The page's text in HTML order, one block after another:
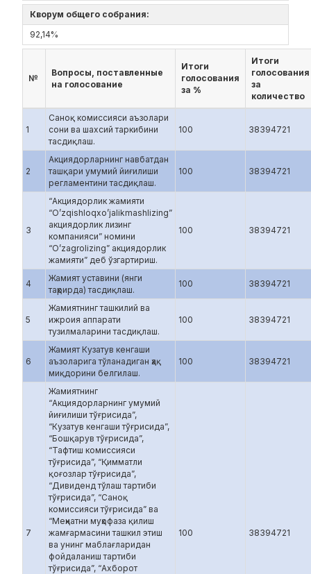
Кворум общего собрания:
92,14%
№
Вопросы, поставленные
на голосование
Итоги
голосования
за %
Итоги
голосования
за
количество
1
Саноқ комиссияси аъзолари
сони ва шахсий таркибини
тасдиқлаш.
100 38394721
2
Акциядорларнинг навбатдан
ташқари умумий йиғилиши
регламентини тасдиқлаш.
100 38394721
3
“Акциядорлик жамияти
“O’zqishloqxo’jalikmashlizing”
акциядорлик лизинг
компанияси” номини
“O’zagrolizing” акциядорлик
жамияти” деб ўзгартириш.
100 38394721
4
Жамият уставини (янги
таҳрирда) тасдиқлаш.
100 38394721
5
Жамиятнинг ташкилий ва
ижроия аппарати
тузилмаларини тасдиқлаш.
100 38394721
6
Жамият Кузатув кенгаши
аъзоларига тўланадиган ҳақ
миқдорини белгилаш.
100 38394721
7
Жамиятнинг
“Акциядорларнинг умумий
йиғилиши тўғрисида”,
“Кузатув кенгаши тўғрисида”,
“Бошқарув тўғрисида”,
“Тафтиш комиссияси
тўғрисида”, “Қимматли
қоғозлар тўғрисида”,
“Дивиденд тўлаш тартиби
тўғрисида”, “Саноқ
комиссияси тўғрисида” ва
“Меҳнатни муҳофаза қилиш
жамғармасини ташкил этиш
ва унинг маблағларидан
фойдаланиш тартиби
тўғрисида”, “Ахборот
100 38394721